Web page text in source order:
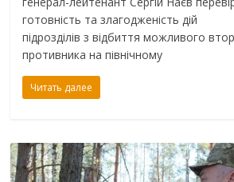
готовність та злагодженість дій
підрозділів з відбиття можливого
противника на північному
Читать далее